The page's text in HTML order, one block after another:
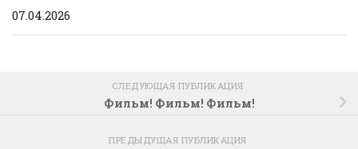
07.04.2026
СЛЕДУЮЩАЯ ПУБЛИКАЦИЯ
Фильм! Фильм! Фильм!
ПРЕДЫДУЩАЯ ПУБЛИКАЦИЯ